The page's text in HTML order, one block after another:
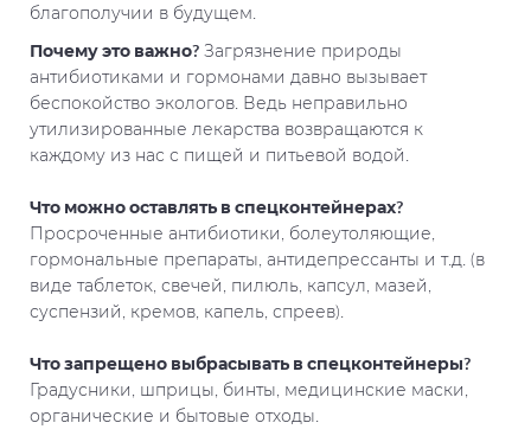
благополучии в будущем.
Почему это важно? Загрязнение природы
антибиотиками и гормонами давно вызывает
беспокойство экологов. Ведь неправильно
утилизированные лекарства возвращаются к
каждому из нас с пищей и питьевой водой.
Что можно оставлять в спецконтейнерах?
Просроченные антибиотики, болеутоляющие,
гормональные препараты, антидепрессанты и т.д. (в
виде таблеток, свечей, пилюль, капсул, мазей,
суспензий, кремов, капель, спреев).
Что запрещено выбрасывать в спецконтейнеры?
Градусники, шприцы, бинты, медицинские маски,
органические и бытовые отходы.